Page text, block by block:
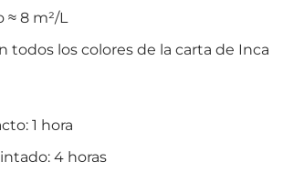
8 m²/L
todos los colores de la carta de Inca
1 hora
4 horas